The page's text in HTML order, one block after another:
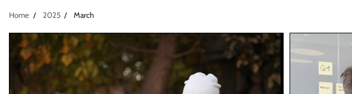
Home 2025 March